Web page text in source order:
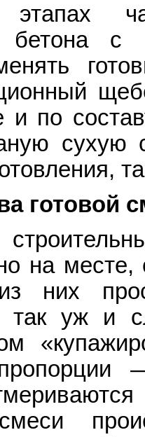
бетона с
и по
готовой
на
них
так уж и